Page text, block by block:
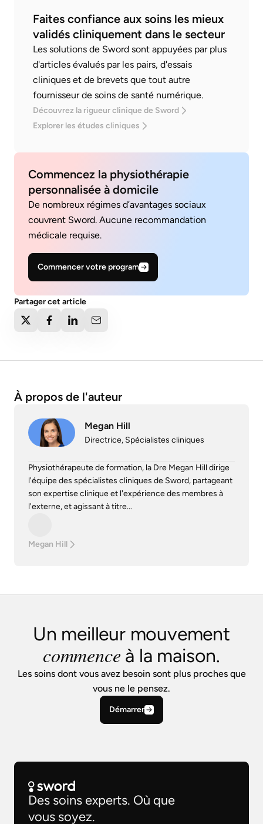
Faites confiance aux soins les mieux
validés cliniquement dans le secteur
Les solutions de Sword sont appuyées par plus
d'articles évalués par les pairs, d'essais
cliniques et de brevets que tout autre
fournisseur de soins de santé numérique.
Découvrez la rigueur clinique de Sword
Explorer les études cliniques
Commencez la physiothérapie
personnalisée à domicile
De nombreux régimes d’avantages sociaux
couvrent Sword. Aucune recommandation
médicale requise.
Commencer votre program
Partager cet article
À propos de l'auteur
Megan Hill
Directrice, Spécialistes cliniques
Physiothérapeute de formation, la Dre Megan Hill dirige
l'équipe des spécialistes cliniques de Sword, partageant
son expertise clinique et l'expérience des membres à
l'externe, et agissant à titre...
Megan Hill
Un meilleur mouvement
commenceà la maison.
Les soins dont vous avez besoin sont plus proches que
vous ne le pensez.
Démarrer
Des soins experts. Où que
vous soyez.